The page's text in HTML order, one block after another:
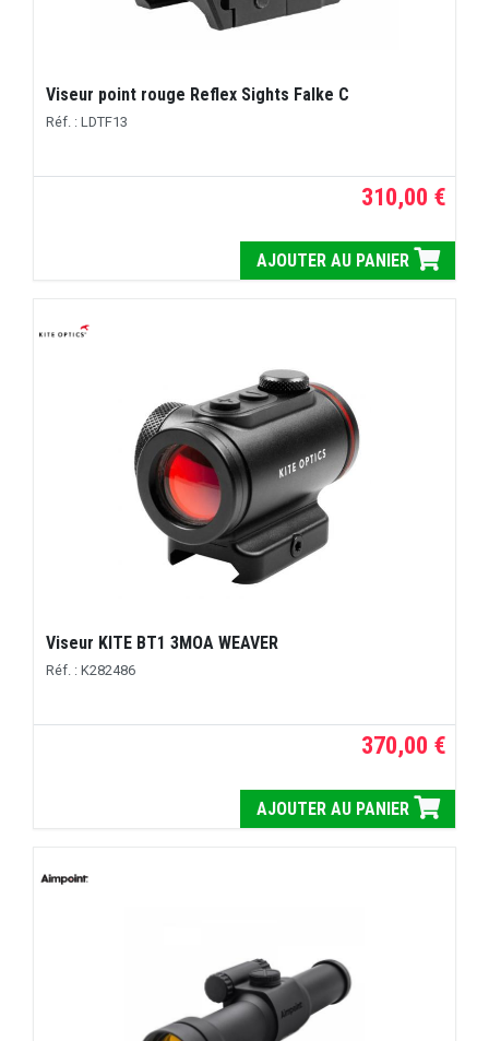
Viseur point rouge Reflex Sights Falke C
Réf. : LDTF13
310,00 €
AJOUTER AU PANIER
Viseur KITE BT1 3MOA WEAVER
Réf. : K282486
370,00 €
AJOUTER AU PANIER